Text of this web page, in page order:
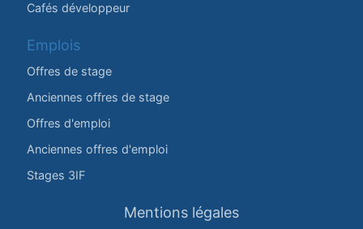
Cafés développeur
Emplois
Offres de stage
Anciennes offres de stage
Offres d'emploi
Anciennes offres d'emploi
Stages 3IF
Mentions légales